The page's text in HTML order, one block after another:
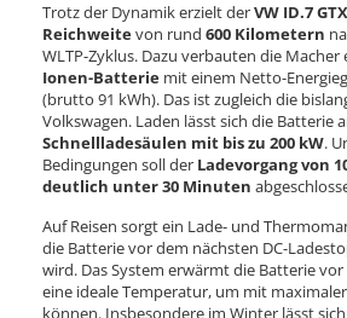
Trotz der Dynamik erzielt derVW ID.7
Reichweitevon rund 600 Kilometern
WLTP-Zyklus. Dazu verbauten die Macher
Ionen-Batterie mit einem Netto-
(brutto 91 kWh). Das ist zugleich die
Volkswagen. Laden lässt sich die Batterie
Schnellladesäulen mit bis zu 200 kW.
Bedingungen soll der Ladevorgang von
deutlich unter 30 Minuten
Auf Reisen sorgt ein Lade- und
die Batterie vor dem nächsten DC-
wird. Das System erwärmt die Batterie
eine ideale Temperatur, um mit
können. Insbesondere im Winter lässt